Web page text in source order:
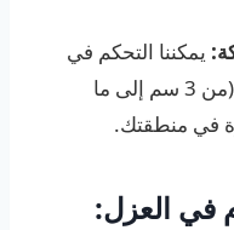
يمكننا التحكم في
سماكة طبقة العزل بدقة (من 3 سم إلى ما
في منطقتك.
في العزل: